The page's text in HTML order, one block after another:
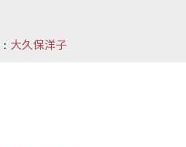
： 大久保洋子